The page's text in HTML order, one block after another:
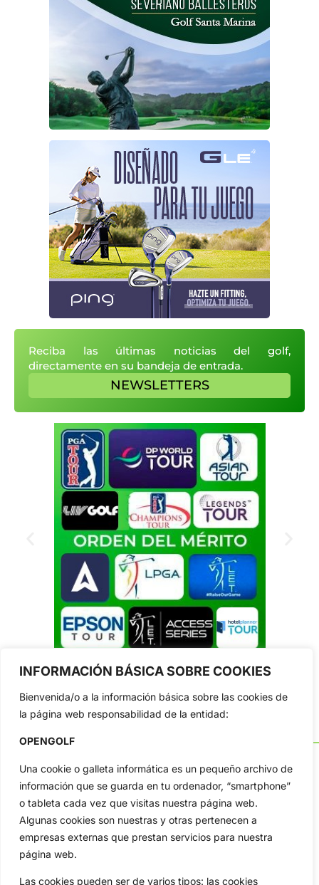
INFORMACIÓN BÁSICA SOBRE COOKIES
Bienvenida/o a la información básica sobre las cookies de
la página web responsabilidad de la entidad:
OPENGOLF
Una cookie o galleta informática es un pequeño archivo de
información que se guarda en tu ordenador, “smartphone”
o tableta cada vez que visitas nuestra página web.
Algunas cookies son nuestras y otras pertenecen a
empresas externas que prestan servicios para nuestra
página web.
Las cookies pueden ser de varios tipos: las cookies
Reciba las últimas noticias del golf,
directamente en su bandeja de entrada.
NEWSLETTERS
OpenGolf ofrece toda la actualidad, información del golf
profesional y amateur, resultados en directo, vídeos, noticias,
Jon Rahm, LIV Golf, PGA Tour, Ryder Cup, DP World Tour, LPGA
Tour...